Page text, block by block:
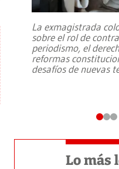
La exmagistrada
sobre el rol de
periodismo, el
reformas
desafíos de nuevas
Lo más